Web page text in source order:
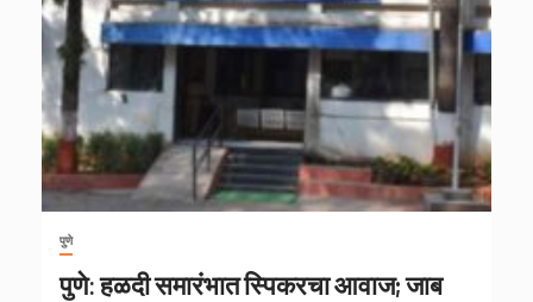
पुणे
पुणे: हळदी समारंभात स्पिकरचा आवाज; जाब